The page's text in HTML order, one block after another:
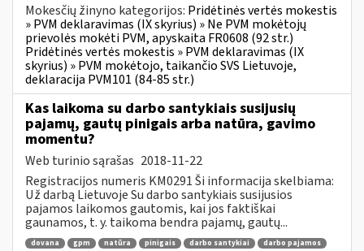
Mokesčių žinyno kategorijos: Pridėtinės vertės mokestis
» PVM deklaravimas (IX skyrius) » Ne PVM mokėtojų
prievolės mokėti PVM, apyskaita FR0608 (92 str.)
Pridėtinės vertės mokestis » PVM deklaravimas (IX
skyrius) » PVM mokėtojo, taikančio SVS Lietuvoje,
deklaracija PVM101 (84-85 str.)
Kas laikoma su darbo santykiais susijusių
pajamų, gautų pinigais arba natūra, gavimo
momentu?
Web turinio sąrašas 2018-11-22
Registracijos numeris KM0291 Ši informacija skelbiama:
Už darbą Lietuvoje Su darbo santykiais susijusios
pajamos laikomos gautomis, kai jos faktiškai
gaunamos, t. y. taikoma bendra pajamų, gautų...
dovana gpm natūra pinigais darbo santykiai
darbo pajamos